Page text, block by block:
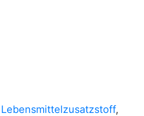
Lebensmittelzusatzstoff,